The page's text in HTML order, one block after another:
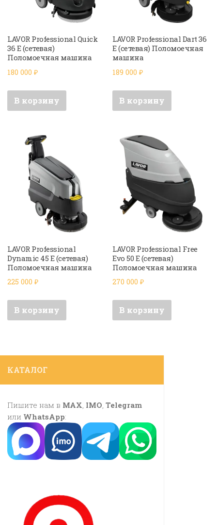
LAVOR Professional Quick
36 E (сетевая)
Поломоечная машина
180 000 ₽
В корзину
LAVOR Professional Dart 36
E (сетевая) Поломоечная
машина
189 000₽
В корзину
LAVOR Professional
Dynamic 45 E (сетевая)
Поломоечная машина
225 000 ₽
В корзину
LAVOR Professional Free
Evo 50 E (сетевая)
Поломоечная машина
270 000₽
В корзину
КАТАЛОГ
Пишите нам в MAX IMO Telegram
или WhatsApp: